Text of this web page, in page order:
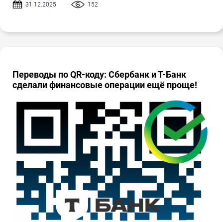
31.12.2025 152
Переводы по QR-коду: Сбербанк и Т-Банк
сделали финансовые операции ещё проще!